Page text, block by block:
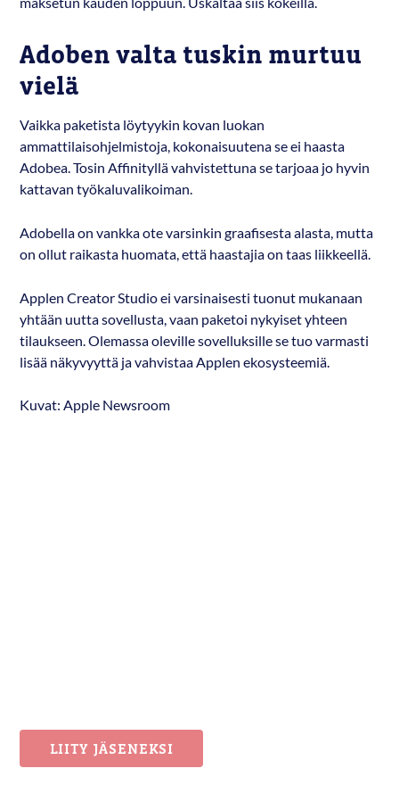
Adoben valta tuskin murtuu
vielä
Vaikka paketista löytyykin kovan luokan
ammattilaisohjelmistoja, kokonaisuutena se ei haasta
Adobea. Tosin Affinityllä vahvistettuna se tarjoaa jo hyvin
kattavan työkaluvalikoiman.
Adobella on vankka ote varsinkin graafisesta alasta, mutta
on ollut raikasta huomata, että haastajia on taas liikkeellä.
Applen Creator Studio ei varsinaisesti tuonut mukanaan
yhtään uutta sovellusta, vaan paketoi nykyiset yhteen
tilaukseen. Olemassa oleville sovelluksille se tuo varmasti
lisää näkyvyyttä ja vahvistaa Applen ekosysteemiä.
Kuvat: Apple Newsroom
LIITY JÄSENEKSI